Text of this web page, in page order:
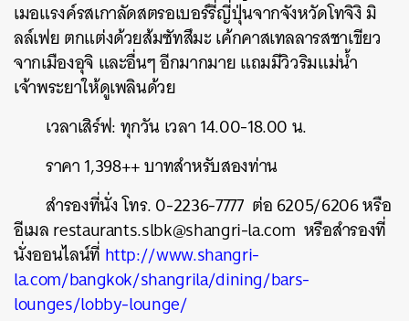
เมอแรงค์รสเกาลัดสตรอเบอร์รี่ญี่ปุ่นจากจังหวัดโทจิงิ มิ
ลล์เฟย ตกแต่งด้วยส้มซัทสึมะ เค้กคาสเทลลารสชาเขียว
จากเมืองอุจิ และอื่นๆ อีกมากมาย แถมมีวิวริมแม่น้ำ
เจ้าพระยาให้ดูเพลินด้วย
เวลาเสิร์ฟ: ทุกวัน เวลา 14.00-18.00 น.
ราคา 1,398++ บาทสำหรับสองท่าน
สำรองที่นั่ง โทร. 0-2236-7777 ต่อ 6205/6206 หรือ
อีเมล restaurants.slbk@shangri-la.com หรือสำรองที่
นั่งออนไลน์ที่ http://www.shangri-
la.com/bangkok/shangrila/dining/bars-
lounges/lobby-lounge/